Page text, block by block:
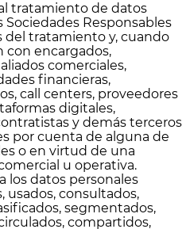
tratamiento de datos
Sociedades Responsables
del tratamiento y, cuando
con encargados,
comerciales,
financieras,
call centers, proveedores
digitales,
y demás terceros
por cuenta de alguna de
o en virtud de una
u operativa.
los datos personales
usados, consultados,
segmentados,
compartidos,